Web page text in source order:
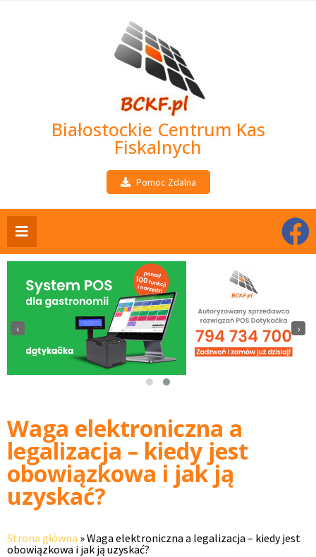
Białostockie Centrum Kas
Fiskalnych
Pomoc Zdalna
‹ ›
Waga elektroniczna a
legalizacja – kiedy jest
obowiązkowa i jak ją
uzyskać?
Strona główna »Waga elektroniczna a legalizacja – kiedy jest
obowiązkowa i jak ją uzyskać?